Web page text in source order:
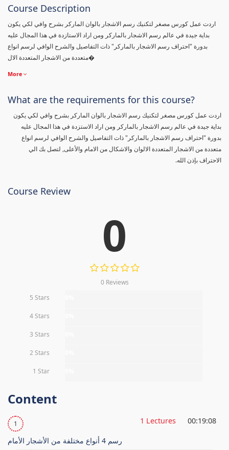
Course Description
اردت عمل كورس مصغر لتكنيك رسم الاشجار بالوان الماركر بشرح وافي لكي يكون
بداية جيدة في عالم رسم الاشجار بالماركر ومن اراد الاستازدة في هذا المجال عليه
بدورة "احتراف رسم الاشجار بالماركر" ذات التفاصيل والشرح الوافي لرسم انواع
متعددة من الاشجار المتعددة الال�
More
What are the requirements for this course?
اردت عمل كورس مصغر لتكنيك رسم الاشجار بالوان الماركر بشرح وافي لكي يكون
بداية جيدة في عالم رسم الاشجار بالماركر ومن اراد الاستزدة في هذا المجال عليه
بدورة "احتراف رسم الاشجار بالماركر" ذات التفاصيل والشرح الوافي لرسم انواع
متعددة من الاشجار المتعددة الالوان والاشكال من الامام والأعلى, لتصل بك الي
الاحتراف بإذن الله.
Course Review
0
0 Reviews
5 Stars
4 Stars
3 Stars
2 Stars
1 Star
Content
1 1 Lectures 00:19:08
رسم 4 أنواع مختلفة من الأشجار الأمام